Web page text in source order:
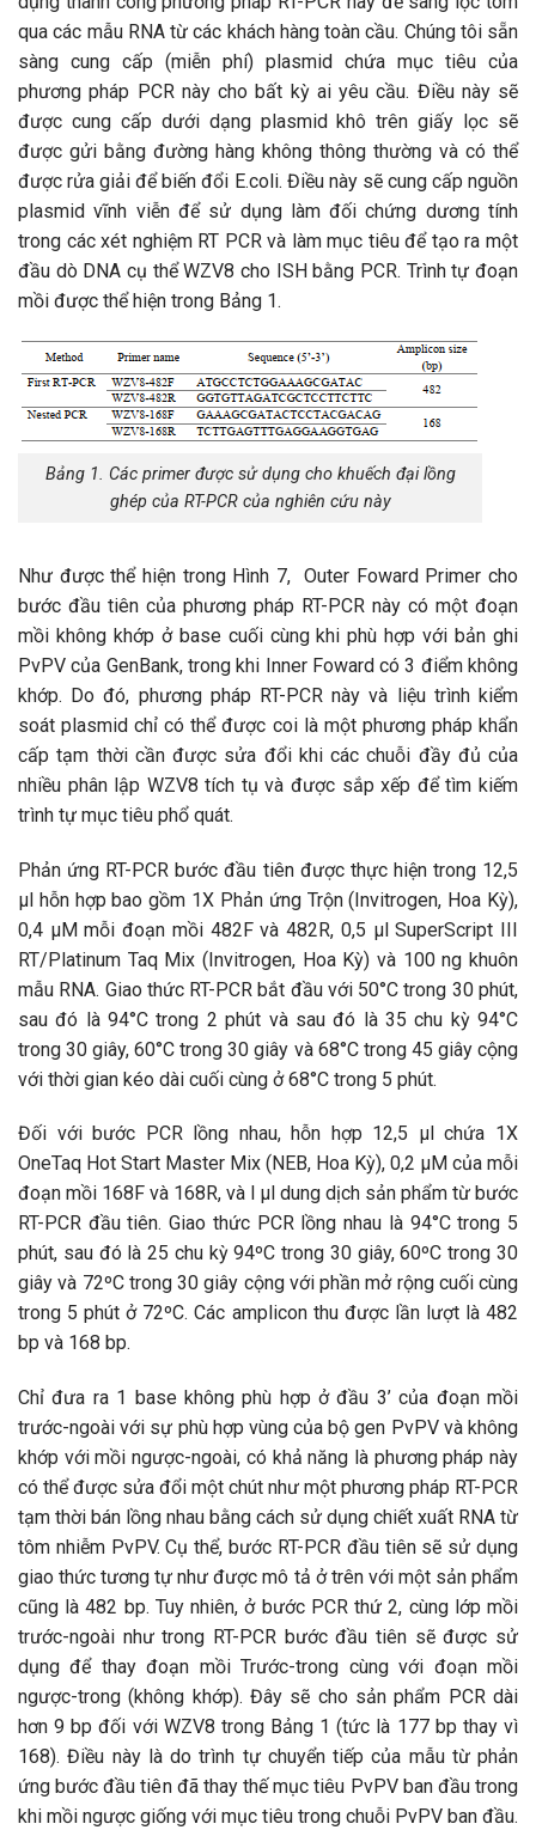
qua các mẫu RNA từ các khách hàng toàn cầu. Chúng tôi sẵn
sàng cung cấp (miễn phí) plasmid chứa mục tiêu của
phương pháp PCR này cho bất kỳ ai yêu cầu. Điều này sẽ
được cung cấp dưới dạng plasmid khô trên giấy lọc sẽ
được gửi bằng đường hàng không thông thường và có thể
được rửa giải để biến đổi E.coli. Điều này sẽ cung cấp nguồn
plasmid vĩnh viễn để sử dụng làm đối chứng dương tính
trong các xét nghiệm RT PCR và làm mục tiêu để tạo ra một
đầu dò DNA cụ thể WZV8 cho ISH bằng PCR. Trình tự đoạn
mồi được thể hiện trong Bảng 1.
Bảng 1. Các primer được sử dụng cho khuếch đại lồng
ghép của RT-PCR của nghiên cứu này
Như được thể hiện trong Hình 7, Outer Foward Primer cho
bước đầu tiên của phương pháp RT-PCR này có một đoạn
mồi không khớp ở base cuối cùng khi phù hợp với bản ghi
PvPV của GenBank, trong khi Inner Foward có 3 điểm không
khớp. Do đó, phương pháp RT-PCR này và liệu trình kiểm
soát plasmid chỉ có thể được coi là một phương pháp khẩn
cấp tạm thời cần được sửa đổi khi các chuỗi đầy đủ của
nhiều phân lập WZV8 tích tụ và được sắp xếp để tìm kiếm
trình tự mục tiêu phổ quát.
Phản ứng RT-PCR bước đầu tiên được thực hiện trong 12,5
µl hỗn hợp bao gồm 1X Phản ứng Trộn (Invitrogen, Hoa Kỳ),
0,4 µM mỗi đoạn mồi 482F và 482R, 0,5 µl SuperScript III
RT/Platinum Taq Mix (Invitrogen, Hoa Kỳ) và 100 ng khuôn
mẫu RNA. Giao thức RT-PCR bắt đầu với 50°C trong 30 phút,
sau đó là 94°C trong 2 phút và sau đó là 35 chu kỳ 94°C
trong 30 giây, 60°C trong 30 giây và 68°C trong 45 giây cộng
với thời gian kéo dài cuối cùng ở 68°C trong 5 phút.
Đối với bước PCR lồng nhau, hỗn hợp 12,5 µl chứa 1X
OneTaq Hot Start Master Mix (NEB, Hoa Kỳ), 0,2 µM của mỗi
đoạn mồi 168F và 168R, và l µl dung dịch sản phẩm từ bước
RT-PCR đầu tiên. Giao thức PCR lồng nhau là 94°C trong 5
phút, sau đó là 25 chu kỳ 94ºC trong 30 giây, 60ºC trong 30
giây và 72ºC trong 30 giây cộng với phần mở rộng cuối cùng
trong 5 phút ở 72ºC. Các amplicon thu được lần lượt là 482
bp và 168 bp.
Chỉ đưa ra 1 base không phù hợp ở đầu 3’ của đoạn mồi
trước-ngoài với sự phù hợp vùng của bộ gen PvPV và không
khớp với mồi ngược-ngoài, có khả năng là phương pháp này
có thể được sửa đổi một chút như một phương pháp RT-PCR
tạm thời bán lồng nhau bằng cách sử dụng chiết xuất RNA từ
tôm nhiễm PvPV. Cụ thể, bước RT-PCR đầu tiên sẽ sử dụng
giao thức tương tự như được mô tả ở trên với một sản phẩm
cũng là 482 bp. Tuy nhiên, ở bước PCR thứ 2, cùng lớp mồi
trước-ngoài như trong RT-PCR bước đầu tiên sẽ được sử
dụng để thay đoạn mồi Trước-trong cùng với đoạn mồi
ngược-trong (không khớp). Đây sẽ cho sản phẩm PCR dài
hơn 9 bp đối với WZV8 trong Bảng 1 (tức là 177 bp thay vì
168). Điều này là do trình tự chuyển tiếp của mẫu từ phản
ứng bước đầu tiên đã thay thế mục tiêu PvPV ban đầu trong
khi mồi ngược giống với mục tiêu trong chuỗi PvPV ban đầu.